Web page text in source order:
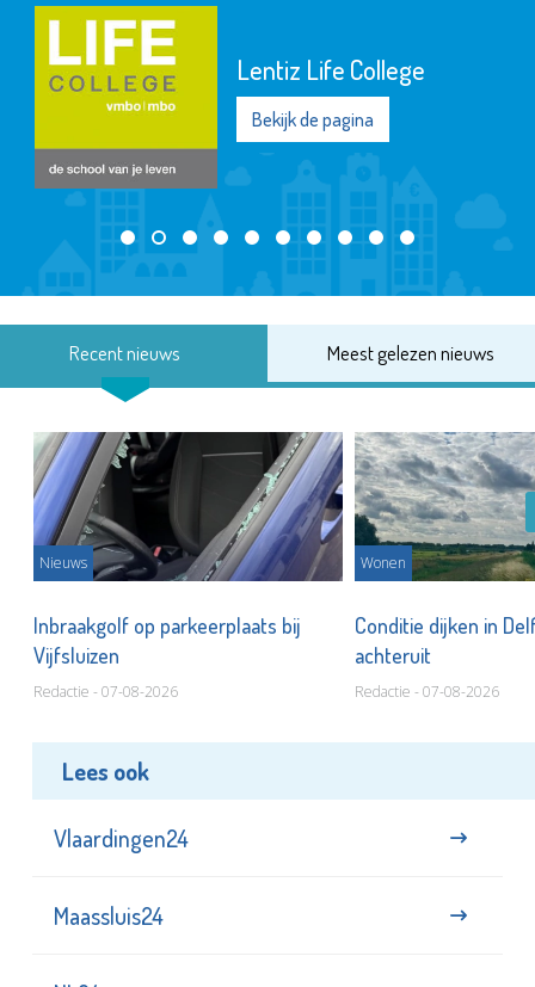
Lentiz Life College
Bekijk de pagina
Recent nieuws Meest gelezen nieuws
Nieuws
Inbraakgolf op parkeerplaats bij
Vijfsluizen
Redactie - 07-08-2026
Wonen
Conditie dijken in
achteruit
Redactie - 07-08-2026
Lees ook
Vlaardingen24
Maassluis24